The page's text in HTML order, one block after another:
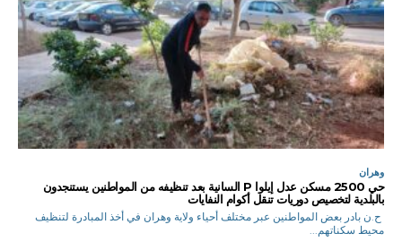
وهران
حي 2500 مسكن عدل إيلوا P السانية بعد تنظيفه من المواطنين يستنجدون
بالبلدية لتخصيص دوريات تنقل أكوام النفايات
ح.ن بادر بعض المواطنين عبر مختلف أحياء ولاية وهران في أخذ المبادرة لتنظيف
محيط سكناتهم...